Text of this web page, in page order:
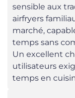
sensible aux
airfryers
marché,
temps sans
Un excellent
utilisateurs
temps en